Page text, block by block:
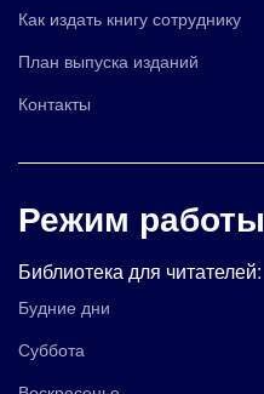
Как издать книгу сотруднику
План выпуска изданий
Контакты
Режим работы
Библиотека для читателей:
Будние дни
Суббота